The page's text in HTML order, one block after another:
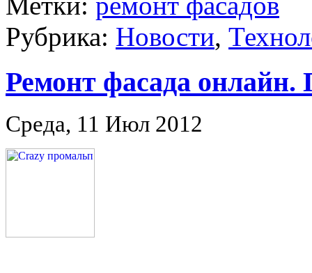
Рубрика: Новости,
Ремонт фасада онлайн.
Среда, 11 Июл 2012